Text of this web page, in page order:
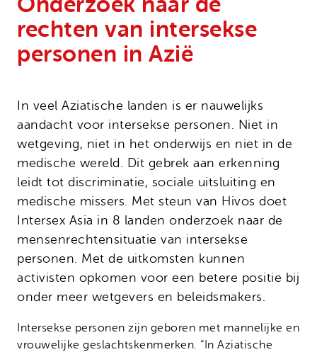
rechten van intersekse
personen in Azië
In veel Aziatische landen is er nauwelijks
aandacht voor intersekse personen. Niet in
wetgeving, niet in het onderwijs en niet in de
medische wereld. Dit gebrek aan erkenning
leidt tot discriminatie, sociale uitsluiting en
medische missers. Met steun van Hivos doet
Intersex Asia in 8 landen onderzoek naar de
mensenrechtensituatie van intersekse
personen. Met de uitkomsten kunnen
activisten opkomen voor een betere positie bij
onder meer wetgevers en beleidsmakers.
Intersekse personen zijn geboren met mannelijke en
vrouwelijke geslachtskenmerken. “In Aziatische
Noodfonds voor activisten
Onze successen
Jaarverslag
Veelgestelde vragen